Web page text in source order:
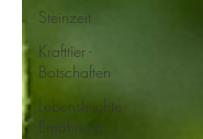
Steinzeit
Krafttier -
Botschaften
Lebensleichte
Ernährung